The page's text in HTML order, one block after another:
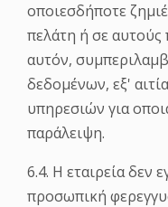
οποιεσδήποτε
πελάτη ή σε
αυτόν,
δεδομένων, εξ'
υπηρεσιών για
παράλειψη.
6.4. Η εταιρεία δεν
προσωπική